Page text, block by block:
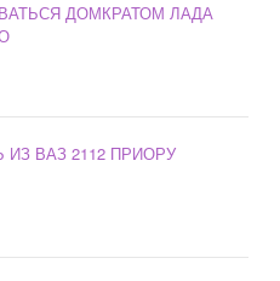
ДОМКРАТОМ ЛАДА
ИЗ ВАЗ 2112 ПРИОРУ